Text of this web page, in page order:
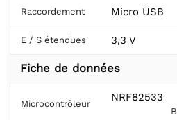
Raccordement Micro USB
E / S étendues 3,3 V
Fiche de données
Microcontrôleur
NRF82533